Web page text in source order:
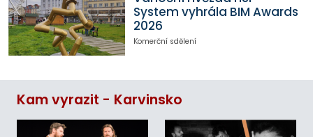
System vyhrála BIM Awards
2026
Komerční sdělení
Kam vyrazit - Karvinsko